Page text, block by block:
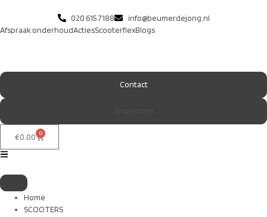
020 615 7188
info@beumerdejong.nl
Afspraak onderhoudActiesScooterflexBlogs
Contact
€0.00 0
Home
SCOOTERS